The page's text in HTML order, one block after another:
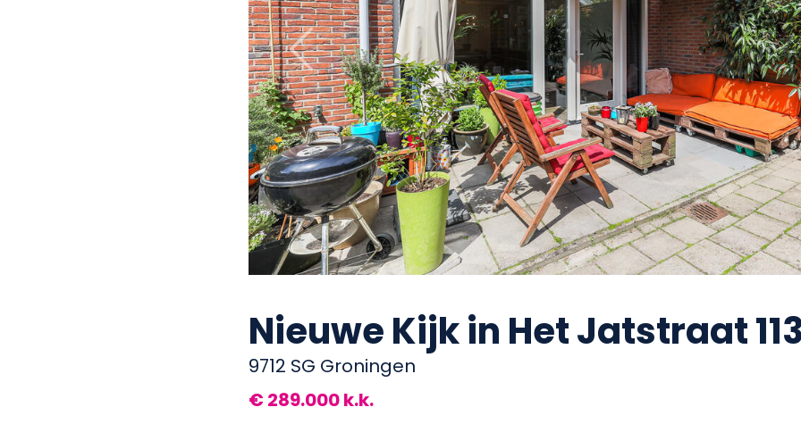
Previous
Nieuwe Kijk in Het Jatstraat 113
9712 SG Groningen
€ 289.000 k.k.